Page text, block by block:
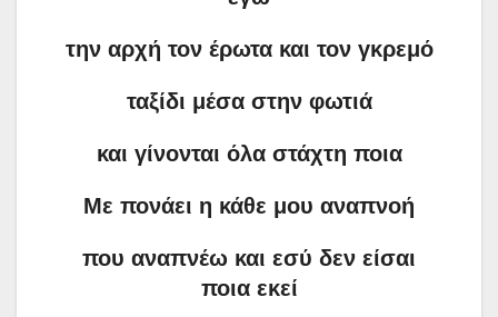
την αρχή τον έρωτα και τον γκρεμό
ταξίδι μέσα στην φωτιά
και γίνονται όλα στάχτη ποια
Με πονάει η κάθε μου αναπνοή
που αναπνέω και εσύ δεν είσαι
ποια εκεί